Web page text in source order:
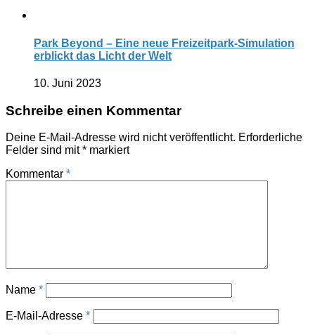
Park Beyond – Eine neue Freizeitpark-Simulation
erblickt das Licht der Welt
10. Juni 2023
Schreibe einen Kommentar
Deine E-Mail-Adresse wird nicht veröffentlicht. Erforderliche
Felder sind mit* markiert
Kommentar *
Name *
E-Mail-Adresse *